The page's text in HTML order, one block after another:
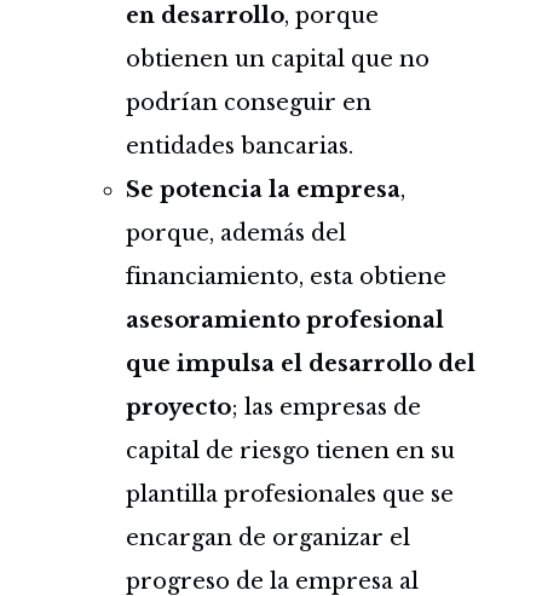
en desarrollo, porque
obtienen un capital que no
podrían conseguir en
entidades bancarias.
Se potencia la empresa,
porque, además del
financiamiento, esta obtiene
asesoramiento profesional
que impulsa el desarrollo del
proyecto; las empresas de
capital de riesgo tienen en su
plantilla profesionales que se
encargan de organizar el
progreso de la empresa al